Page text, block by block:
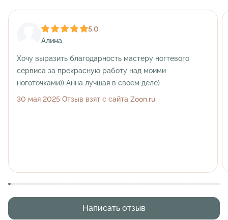
5,0
Алина
Хочу выразить благодарность мастеру ногтевого
сервиса за прекрасную работу над моими
ноготочками)) Анна лучшая в своем деле)
30 мая 2025 Отзыв взят с сайта Zoon.ru
Написать отзыв